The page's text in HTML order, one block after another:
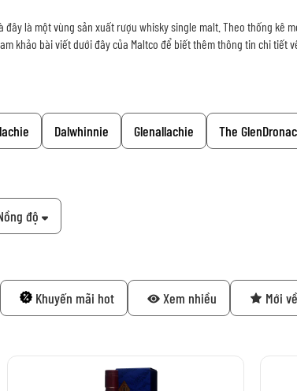
là một vùng sản xuất rượu whisky single malt. Theo thống kê
khảo bài viết dưới đây của Maltco để biết thêm thông tin chi tiết
Dalwhinnie Glenallachie The
độ
Khuyến mãi hot Xem nhiều Mới về